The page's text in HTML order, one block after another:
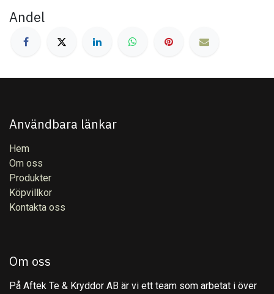
Andel
Användbara länkar
Hem
Om oss
Produkter
Köpvillkor
Kontakta oss
Om oss
På Aftek Te & Kryddor AB är vi ett team som arbetat i över